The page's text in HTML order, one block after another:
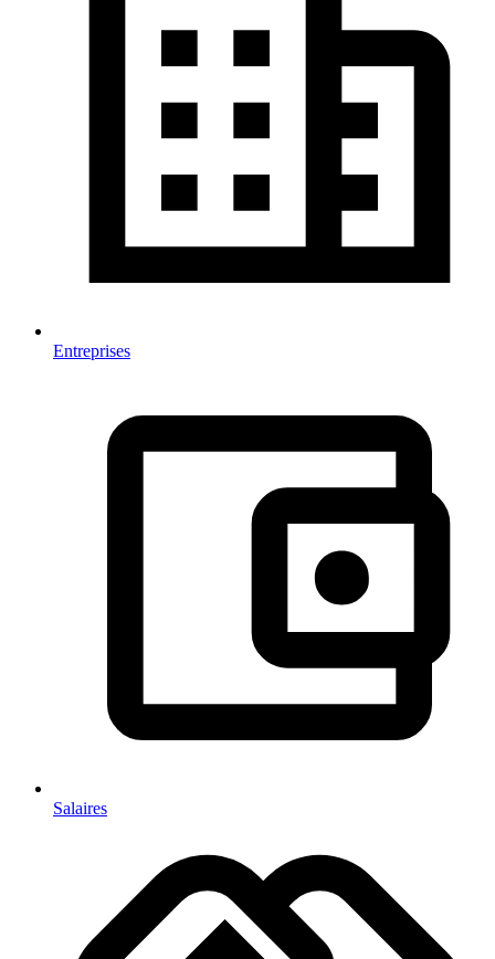
Entreprises
Salaires